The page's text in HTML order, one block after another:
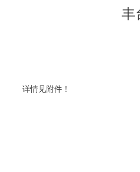
丰
详情见附件！